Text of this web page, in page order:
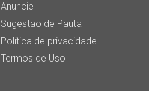
Anuncie
Sugestão de Pauta
Política de privacidade
Termos de Uso